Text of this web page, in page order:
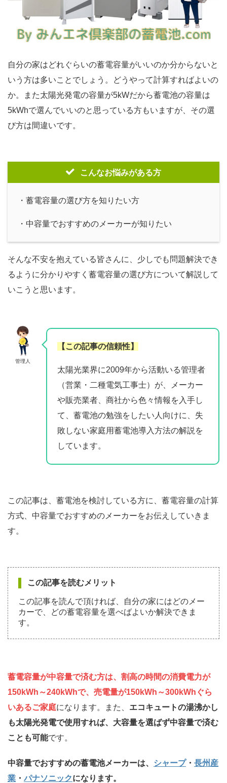
自分の家はどれぐらいの蓄電容量がいいのか分からないと
いう方は多いことでしょう。どうやって計算すればよいの
か。また太陽光発電の容量が5kWだから蓄電池の容量は
5kWhで選んでいいのと思っている方もいますが、その選
び方は間違いです。
こんなお悩みがある方
・蓄電容量の選び方を知りたい方
・中容量でおすすめのメーカーが知りたい
そんな不安を抱えている皆さんに、少しでも問題解決でき
るように分かりやすく蓄電容量の選び方について解説して
いこうと思います。
管理人
【この記事の信頼性】
太陽光業界に2009年から活動いる管理者
（営業・二種電気工事士）が、メーカー
や販売業者、商社から色々情報を入手し
て、蓄電池の勉強をしたい人向けに、失
敗しない家庭用蓄電池導入方法の解説を
しています。
この記事は、蓄電池を検討している方に、蓄電容量の計算
方式、中容量でおすすめのメーカーをお伝えしていきま
す。
この記事を読むメリット
この記事を読んで頂ければ、自分の家にはどのメー
カーで、どの蓄電容量を選べばよいか解決できま
す。
蓄電容量が中容量で済む方は、割高の時間の消費電力が
150kWh～240kWhで、売電量が150kWh～300kWhぐら
いあるご家庭になります。また、 エコキュートの湯沸かし
も太陽光発電で使用すれば、大容量を選ばず中容量で済む
ことも可能です。
中容量でおすすめの蓄電池メーカーは、 シャープ・ 長州産
業 ・ パナソニックになります。